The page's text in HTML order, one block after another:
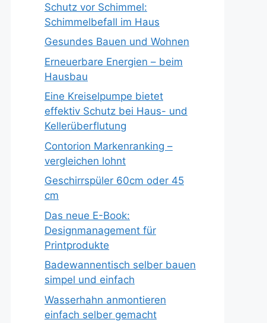
Schutz vor Schimmel:
Schimmelbefall im Haus
Gesundes Bauen und Wohnen
Erneuerbare Energien – beim
Hausbau
Eine Kreiselpumpe bietet
effektiv Schutz bei Haus- und
Kellerüberflutung
Contorion Markenranking –
vergleichen lohnt
Geschirrspüler 60cm oder 45
cm
Das neue E-Book:
Designmanagement für
Printprodukte
Badewannentisch selber bauen
simpel und einfach
Wasserhahn anmontieren
einfach selber gemacht